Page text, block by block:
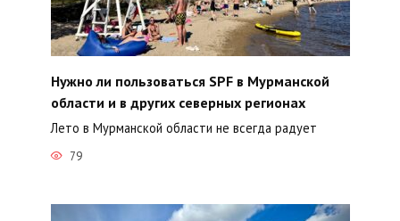
Нужно ли пользоваться SPF в Мурманской
области и в других северных регионах
Лето в Мурманской области не всегда радует
79